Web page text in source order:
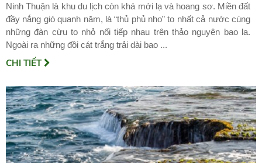
Ninh Thuận là khu du lịch còn khá mới lạ và hoang sơ. Miền đất
đầy nắng gió quanh năm, là “thủ phủ nho” to nhất cả nước cùng
những đàn cừu to nhỏ nối tiếp nhau trên thảo nguyên bao la.
Ngoài ra những đồi cát trắng trải dài bao ...
CHI TIẾT